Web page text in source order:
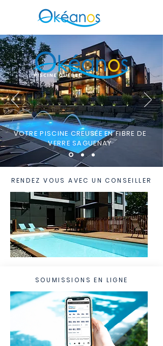
VOTRE PISCINE CREUSÉE EN FIBRE DE
VERRE SAGUENAY
RENDEZ VOUS AVEC UN CONSEILLER
SOUMISSIONS EN LIGNE